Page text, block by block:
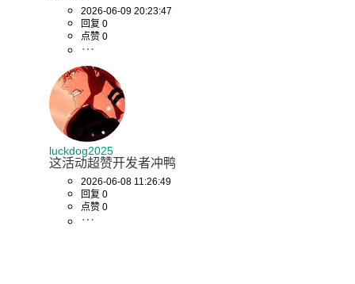
2026-06-09 20:23:47
回复 0
点赞 0
luckdog2025
这活动超赞开发者冲鸭
2026-06-08 11:26:49
回复 0
点赞 0